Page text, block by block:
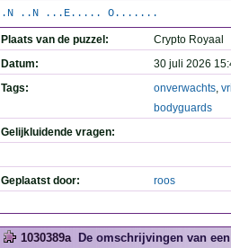
.N ..N ...E..... O.......
Plaats van de puzzel:
Crypto Royaal
Datum:
30 juli 2026
Tags:
onverwachts,
bodyguards
Gelijkluidende vragen:
Geplaatst door: roos
1030389a De omschrijvingen van